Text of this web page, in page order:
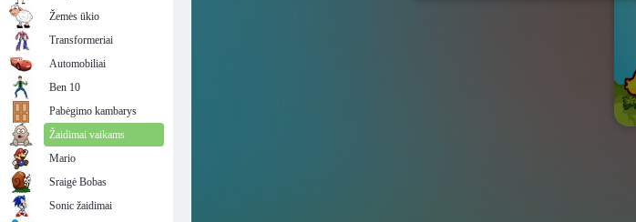
Žemės ūkio
Transformeriai
Automobiliai
Ben 10
Pabėgimo kambarys
Žaidimai vaikams
Mario
Sraigė Bobas
Sonic žaidimai